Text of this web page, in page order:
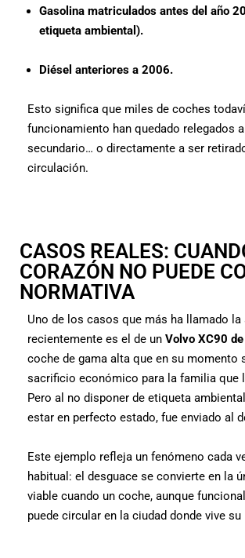
Gasolina matriculados antes del año
etiqueta ambiental).
Diésel anteriores a 2006.
Esto significa que miles de coches
funcionamiento han quedado relegados a
secundario… o directamente a ser
circulación.
CASOS REALES:
CORAZÓN NO PUEDE
NORMATIVA
Uno de los casos que más ha llamado la
recientemente es el de un Volvo XC90
coche de gama alta que en su momento
sacrificio económico para la familia que
Pero al no disponer de etiqueta
estar en perfecto estado, fue enviado al
Este ejemplo refleja un fenómeno cada
habitual: el desguace se convierte en la
viable cuando un coche, aunque
puede circular en la ciudad donde vive